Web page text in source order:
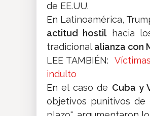
de EE.UU.
En Latinoamérica,
actitud hostilhacia
tradicionalalianza con
LEE TAMBIÉN:
indulto
En el caso de Cuba y
objetivos punitivos